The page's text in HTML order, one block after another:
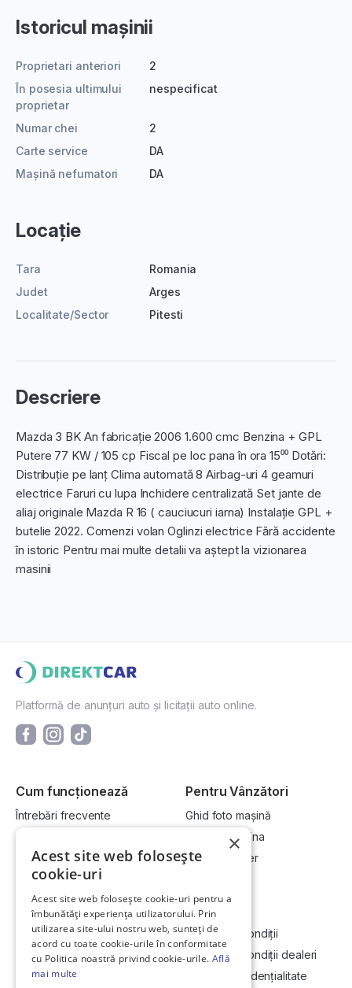
Istoricul mașinii
Proprietari anteriori
2
În posesia ultimului
proprietar
nespecificat
Numar chei
2
Carte service
DA
Mașină nefumatori
DA
Locație
Tara
Romania
Judet
Arges
Localitate/Sector
Pitesti
Descriere
Mazda 3 BK An fabricație 2006 1.600 cmc Benzina + GPL
Putere 77 KW / 105 cp Fiscal pe loc pana în ora 15⁰⁰ Dotări:
Distribuție pe lanț Clima automată 8 Airbag-uri 4 geamuri
electrice Faruri cu lupa Inchidere centralizată Set jante de
aliaj originale Mazda R 16 ( cauciucuri iarna) Instalație GPL +
butelie 2022. Comenzi volan Oglinzi electrice Fără accidente
în istoric Pentru mai multe detalii va aștept la vizionarea
masinii
Platformă de anunțuri auto și licitații auto online.
Cum funcționează
Întrebări frecvente
Cum vând la licitație?
Pentru Vânzători
Ghid foto mașină
Vinde-ți mașina
Devino dealer
Link-uri utile
Informații utile vizionare
Contact
Soluționarea Online a litigiilor
Compania
Termeni și condiții
Termeni și condiții dealeri
Politică confidențialitate
×
Acest site web folosește
cookie-uri
Acest site web folosește cookie-uri pentru a
îmbunătăți experiența utilizatorului. Prin
utilizarea site-ului nostru web, sunteți de
acord cu toate cookie-urile în conformitate
cu Politica noastră privind cookie-urile. Află
mai multe